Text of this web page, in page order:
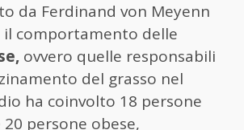
da Ferdinand von Meyenn
il comportamento delle
ovvero quelle responsabili
del grasso nel
ha coinvolto 18 persone
persone obese,